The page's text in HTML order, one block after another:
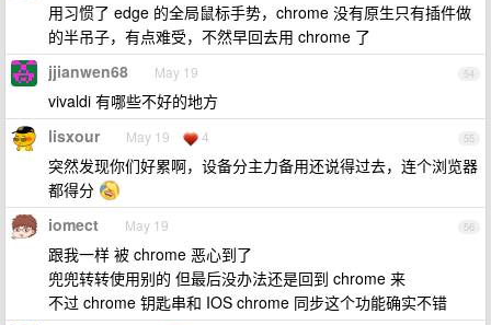
用习惯了 edge 的全局鼠标手势，chrome 没有原生只有插件做
的半吊子，有点难受，不然早回去用 chrome 了
54
jjianwen68 May 19
vivaldi 有哪些不好的地方
55
lisxour May 19 4
突然发现你们好累啊，设备分主力备用还说得过去，连个浏览器
都得分
56
iomect May 19
跟我一样 被 chrome 恶心到了
兜兜转转使用别的 但最后没办法还是回到 chrome 来
不过 chrome 钥匙串和 IOS chrome 同步这个功能确实不错